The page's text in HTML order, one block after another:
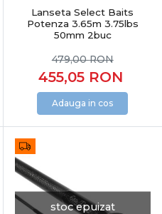
Lanseta Select Baits
Potenza 3.65m 3.75lbs
50mm 2buc
455,05 RON
479,00RON
Adauga in cos
stoc epuizat